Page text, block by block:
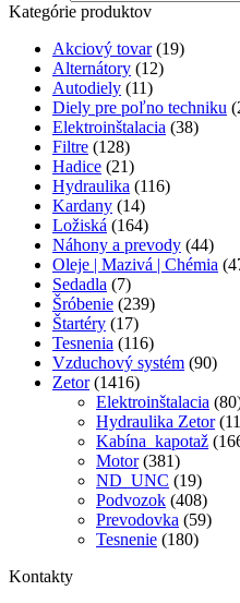
Kategórie produktov
Akciový tovar (19)
Alternátory (12)
Autodiely (11)
Diely pre poľno techniku
Elektroinštalacia (38)
Filtre (128)
Hadice (21)
Hydraulika (116)
Kardany (14)
Ložiská (164)
Náhony a prevody (44)
Oleje | Mazivá | Chémia
Sedadla (7)
Šróbenie (239)
Štartéry (17)
Tesnenia (116)
Vzduchový systém (90)
Zetor (1416)
Elektroinštalacia
Hydraulika Zetor
Kabína_kapotaž
Motor (381)
ND_UNC (19)
Podvozok (408)
Prevodovka (59)
Tesnenie (180)
Kontakty